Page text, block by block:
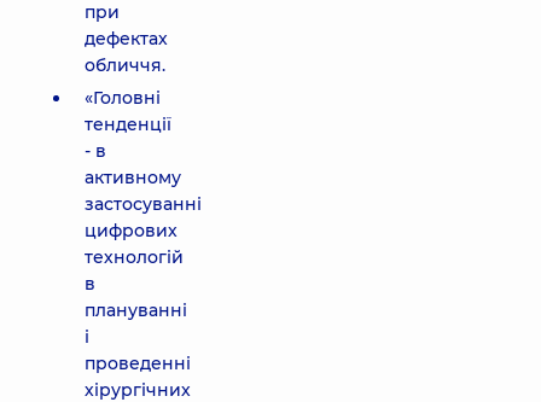
при
дефектах
обличчя.
«Головні
тенденції
- в
активному
застосуванні
цифрових
технологій
в
плануванні
і
проведенні
хірургічних